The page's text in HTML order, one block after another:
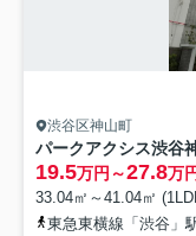
渋谷区神山町
パークアクシス渋谷
19.5万円～27.8万
33.04㎡～41.04㎡
東急東横線「渋谷」